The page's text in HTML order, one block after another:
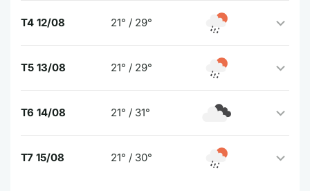
T4 12/08 21° / 29°
T5 13/08 21° / 29°
T6 14/08 21° / 31°
T7 15/08 21° / 30°